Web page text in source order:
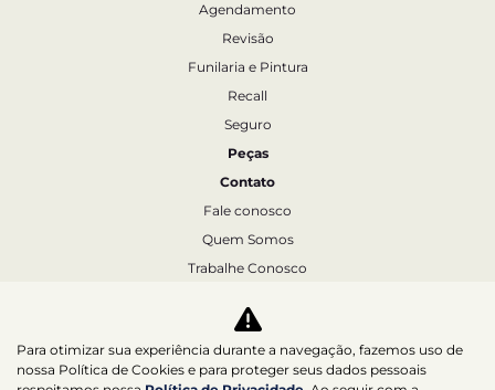
Agendamento
Revisão
Funilaria e Pintura
Recall
Seguro
Peças
Contato
Fale conosco
Quem Somos
Trabalhe Conosco
Agende um test-drive
Política de Privacidade
Para otimizar sua experiência durante a navegação, fazemos uso de
nossa Política de Cookies e para proteger seus dados pessoais